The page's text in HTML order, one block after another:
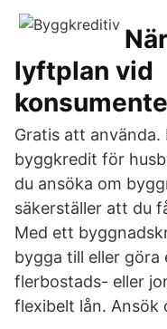
lyftplan vid
Gratis att
byggkredit för
du ansöka om
säkerställer att du
Med ett
bygga till eller göra
flerbostads- eller
flexibelt lån. Ansök